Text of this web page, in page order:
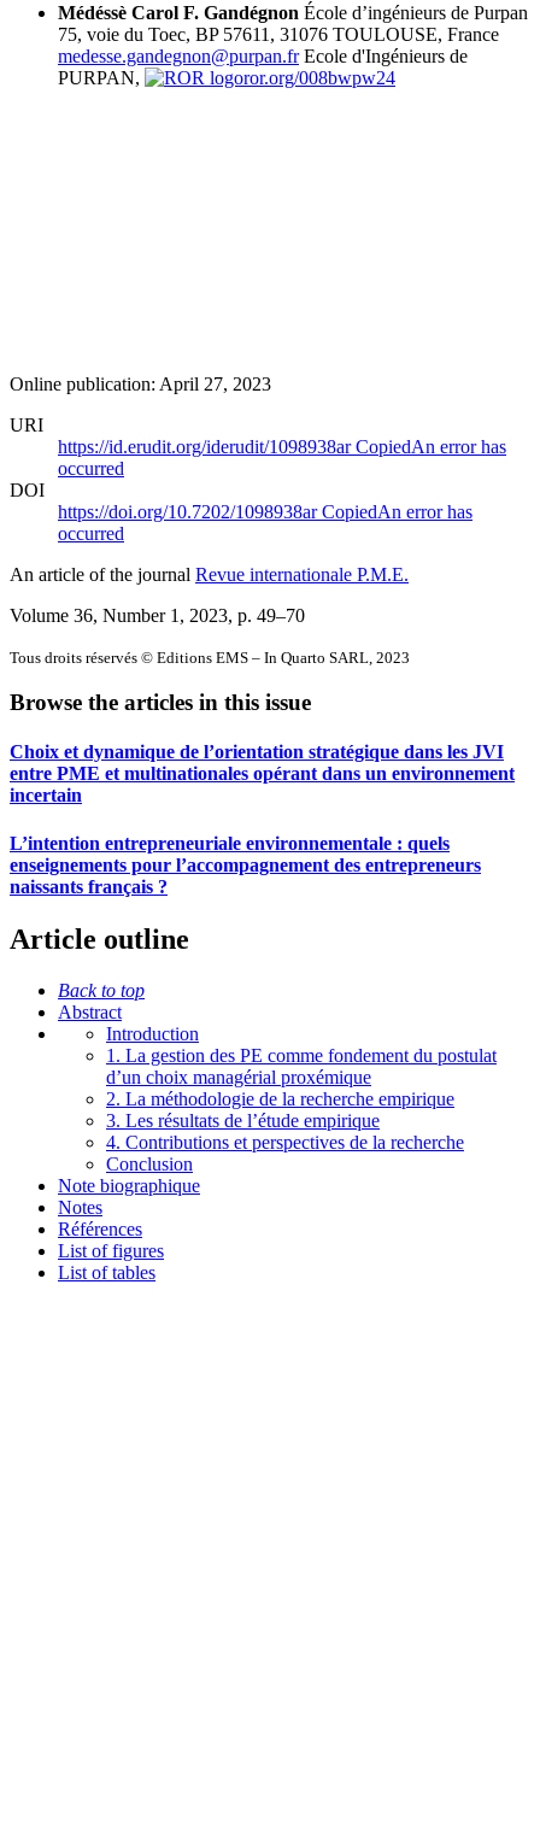
Médéssè Carol F. Gandégnon École d’ingénieurs de Purpan
75, voie du Toec, BP 57611, 31076 TOULOUSE, France
medesse.gandegnon@purpan.fr Ecole d'Ingénieurs de
PURPAN,
ror.org/008bwpw24
Online publication: April 27, 2023
URI
https://id.erudit.org/iderudit/1098938arCopiedAn error has
occurred
DOI
https://doi.org/10.7202/1098938arCopiedAn error has
occurred
An article of the journal Revue internationale P.M.E.
Volume 36, Number 1, 2023, p. 49–70
Tous droits réservés © Editions EMS – In Quarto SARL, 2023
Browse the articles in this issue
Choix et dynamique de l’orientation stratégique dans les JVI
entre PME et multinationales opérant dans un environnement
incertain
L’intention entrepreneuriale environnementale : quels
enseignements pour l’accompagnement des entrepreneurs
naissants français ?
Article outline
Back to top
Abstract
Introduction
1. La gestion des PE comme fondement du postulat
d’un choix managérial proxémique
2. La méthodologie de la recherche empirique
3. Les résultats de l’étude empirique
4. Contributions et perspectives de la recherche
Conclusion
Note biographique
Notes
Références
List of figures
List of tables